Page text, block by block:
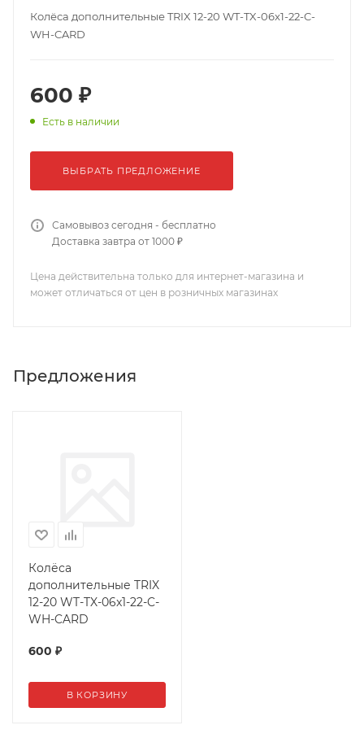
Колёса дополнительные TRIX 12-20 WT-TX-06x1-22-C-
WH-CARD
600 ₽
Есть в наличии
ВЫБРАТЬ ПРЕДЛОЖЕНИЕ
Самовывоз сегодня - бесплатно
Доставка завтра от 1000 ₽
Цена действительна только для интернет-магазина и
может отличаться от цен в розничных магазинах
Предложения
Колёса
дополнительные TRIX
12-20 WT-TX-06x1-22-C-
WH-CARD
600 ₽
В КОРЗИНУ